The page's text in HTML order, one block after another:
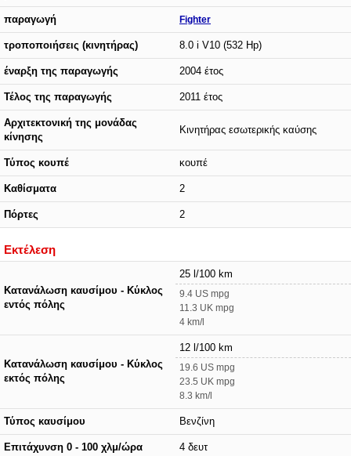
παραγωγή Fighter
τροποποιήσεις (κινητήρας) 8.0 i V10 (532 Hp)
έναρξη της παραγωγής 2004 έτος
Τέλος της παραγωγής 2011 έτος
Αρχιτεκτονική της μονάδας
κίνησης
Κινητήρας εσωτερικής καύσης
Τύπος κουπέ κουπέ
Καθίσματα 2
Πόρτες 2
Εκτέλεση
Κατανάλωση καυσίμου - Κύκλος
εντός πόλης
25 l/100 km
9.4 US mpg
11.3 UK mpg
4 km/l
Κατανάλωση καυσίμου - Κύκλος
εκτός πόλης
12 l/100 km
19.6 US mpg
23.5 UK mpg
8.3 km/l
Τύπος καυσίμου Βενζίνη
Επιτάχυνση 0 - 100 χλμ/ώρα 4 δευτ